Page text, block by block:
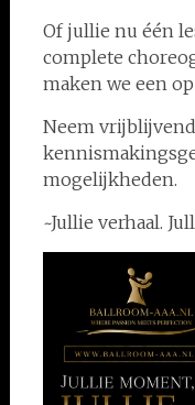
Of jullie nu één
complete
maken we een
Neem
mogelijkheden.
~Jullie verhaal.